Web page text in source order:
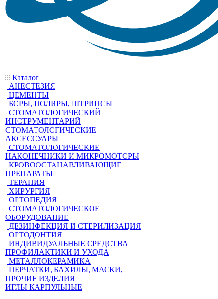
Каталог
АНЕСТЕЗИЯ
ЦЕМЕНТЫ
БОРЫ, ПОЛИРЫ, ШТРИПСЫ
СТОМАТОЛОГИЧЕСКИЙ
ИНСТРУМЕНТАРИЙ
СТОМАТОЛОГИЧЕСКИЕ
АКСЕССУАРЫ
СТОМАТОЛОГИЧЕСКИЕ
НАКОНЕЧНИКИ И МИКРОМОТОРЫ
КРОВООСТАНАВЛИВАЮЩИЕ
ПРЕПАРАТЫ
ТЕРАПИЯ
ХИРУРГИЯ
ОРТОПЕДИЯ
СТОМАТОЛОГИЧЕСКОЕ
ОБОРУДОВАНИЕ
ДЕЗИНФЕКЦИЯ И СТЕРИЛИЗАЦИЯ
ОРТОДОНТИЯ
ИНДИВИДУАЛЬНЫЕ СРЕДСТВА
ПРОФИЛАКТИКИ И УХОДА
МЕТАЛЛОКЕРАМИКА
ПЕРЧАТКИ, БАХИЛЫ, МАСКИ,
ПРОЧИЕ ИЗДЕЛИЯ
ИГЛЫ КАРПУЛЬНЫЕ